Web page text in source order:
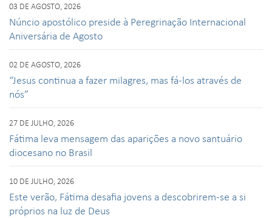
03 DE AGOSTO, 2026
Núncio apostólico preside à Peregrinação Internacional
Aniversária de Agosto
02 DE AGOSTO, 2026
“Jesus continua a fazer milagres, mas fá-los através de
nós”
27 DE JULHO, 2026
Fátima leva mensagem das aparições a novo santuário
diocesano no Brasil
10 DE JULHO, 2026
Este verão, Fátima desafia jovens a descobrirem-se a si
próprios na luz de Deus